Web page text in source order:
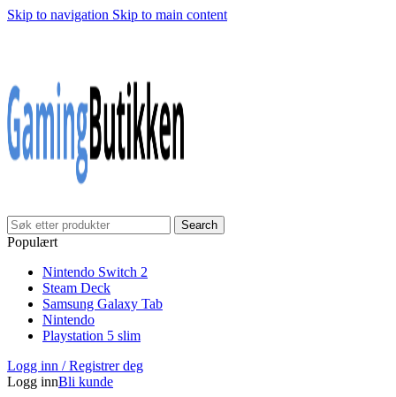
Skip to navigation Skip to main content
Search
Populært
Nintendo Switch 2
Steam Deck
Samsung Galaxy Tab
Nintendo
Playstation 5 slim
Logg inn / Registrer deg
Logg innBli kunde